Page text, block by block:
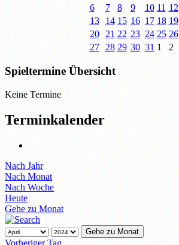
6
7 8 9 10 11 12
13
14 15 16 17 18 19
20
21 22 23 24 25 26
27
28 29 30 31 1 2
Spieltermine Übersicht
Keine Termine
Terminkalender
Nach Jahr
Nach Monat
Nach Woche
Heute
Gehe zu Monat
Gehe zu Monat
Vorheriger Tag